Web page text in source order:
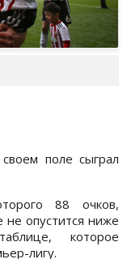
поле сыграл
88 очков,
опустится ниже
которое
лигу.